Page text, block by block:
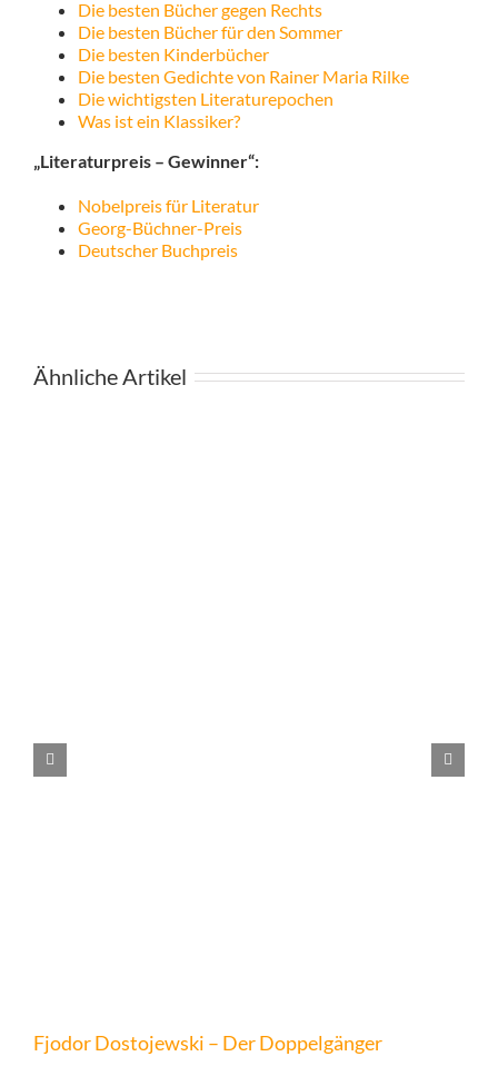
Die besten Bücher gegen Rechts
Die besten Bücher für den Sommer
Die besten Kinderbücher
Die besten Gedichte von Rainer Maria Rilke
Die wichtigsten Literaturepochen
Was ist ein Klassiker?
„Literaturpreis – Gewinner“:
Nobelpreis für Literatur
Georg-Büchner-Preis
Deutscher Buchpreis
Ähnliche Artikel
Fjodor Dostojewski – Der Doppelgänger